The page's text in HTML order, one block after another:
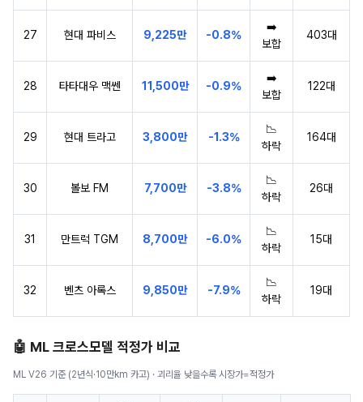
27 현대 파비스 9,225만 -0.8%
➡️
보합
403대
28 타타대우 맥쎈 11,500만 -0.9%
➡️
보합
122대
29 현대 트라고 3,800만 -1.3%
📉
하락
164대
30 볼보 FM 7,700만 -3.8%
📉
하락
26대
31 만트럭 TGM 8,700만 -6.0%
📉
하락
15대
32 벤츠 아록스 9,850만 -7.9%
📉
하락
19대
🤖 ML 크로스모델 적정가 비교
ML V26 기준 (2년식·10만km 카고) · 괴리율 낮을수록 시장가=적정가